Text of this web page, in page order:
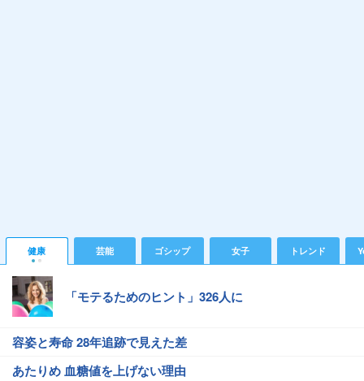
健康 芸能 ゴシップ 女子 トレンド
「モテるためのヒント」326人に
容姿と寿命 28年追跡で見えた差
あたりめ 血糖値を上げない理由